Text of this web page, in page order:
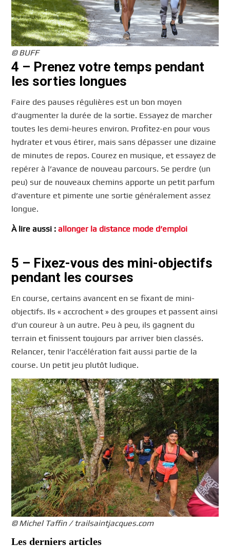
© BUFF
4 – Prenez votre temps pendant
les sorties longues
Faire des pauses régulières est un bon moyen
d’augmenter la durée de la sortie. Essayez de marcher
toutes les demi-heures environ. Profitez-en pour vous
hydrater et vous étirer, mais sans dépasser une dizaine
de minutes de repos. Courez en musique, et essayez de
repérer à l’avance de nouveau parcours. Se perdre (un
peu) sur de nouveaux chemins apporte un petit parfum
d’aventure et pimente une sortie généralement assez
longue.
À lire aussi :allonger la distance mode d’emploi
5 – Fixez-vous des mini-objectifs
pendant les courses
En course, certains avancent en se fixant de mini-
objectifs. Ils « accrochent » des groupes et passent ainsi
d’un coureur à un autre. Peu à peu, ils gagnent du
terrain et finissent toujours par arriver bien classés.
Relancer, tenir l’accélération fait aussi partie de la
course. Un petit jeu plutôt ludique.
© Michel Taffin / trailsaintjacques.com
Les derniers articles